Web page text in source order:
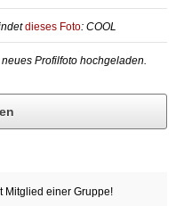
dieses Foto: COOL
Profilfoto hochgeladen.
Mitglied einer Gruppe!